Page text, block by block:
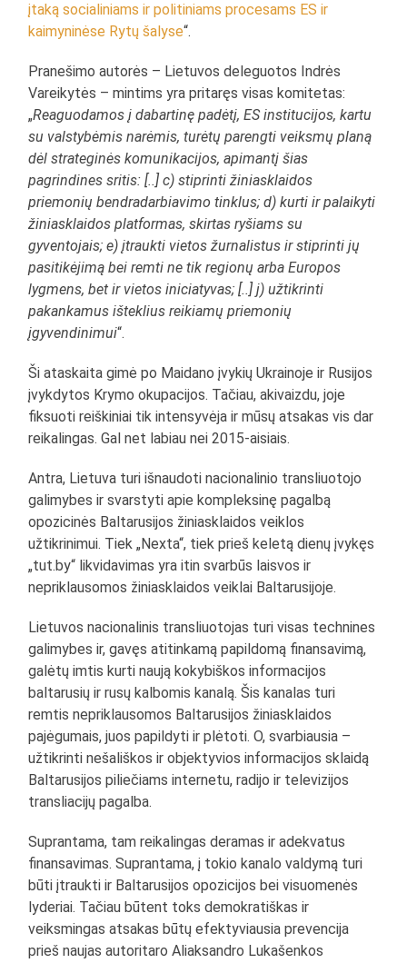
įtaką socialiniams ir politiniams procesams ES ir
kaimyninėse Rytų šalyse“.
Pranešimo autorės – Lietuvos deleguotos Indrės
Vareikytės – mintims yra pritaręs visas komitetas:
„Reaguodamos į dabartinę padėtį, ES institucijos, kartu
su valstybėmis narėmis, turėtų parengti veiksmų planą
dėl strateginės komunikacijos, apimantį šias
pagrindines sritis: [..] c) stiprinti žiniasklaidos
priemonių bendradarbiavimo tinklus; d) kurti ir palaikyti
žiniasklaidos platformas, skirtas ryšiams su
gyventojais; e) įtraukti vietos žurnalistus ir stiprinti jų
pasitikėjimą bei remti ne tik regionų arba Europos
lygmens, bet ir vietos iniciatyvas; [..] j) užtikrinti
pakankamus išteklius reikiamų priemonių
įgyvendinimui“.
Ši ataskaita gimė po Maidano įvykių Ukrainoje ir Rusijos
įvykdytos Krymo okupacijos. Tačiau, akivaizdu, joje
fiksuoti reiškiniai tik intensyvėja ir mūsų atsakas vis dar
reikalingas. Gal net labiau nei 2015-aisiais.
Antra, Lietuva turi išnaudoti nacionalinio transliuotojo
galimybes ir svarstyti apie kompleksinę pagalbą
opozicinės Baltarusijos žiniasklaidos veiklos
užtikrinimui. Tiek „Nexta“, tiek prieš keletą dienų įvykęs
„tut.by“ likvidavimas yra itin svarbūs laisvos ir
nepriklausomos žiniasklaidos veiklai Baltarusijoje.
Lietuvos nacionalinis transliuotojas turi visas technines
galimybes ir, gavęs atitinkamą papildomą finansavimą,
galėtų imtis kurti naują kokybiškos informacijos
baltarusių ir rusų kalbomis kanalą. Šis kanalas turi
remtis nepriklausomos Baltarusijos žiniasklaidos
pajėgumais, juos papildyti ir plėtoti. O, svarbiausia –
užtikrinti nešališkos ir objektyvios informacijos sklaidą
Baltarusijos piliečiams internetu, radijo ir televizijos
transliacijų pagalba.
Suprantama, tam reikalingas deramas ir adekvatus
finansavimas. Suprantama, į tokio kanalo valdymą turi
būti įtraukti ir Baltarusijos opozicijos bei visuomenės
lyderiai. Tačiau būtent toks demokratiškas ir
veiksmingas atsakas būtų efektyviausia prevencija
prieš naujas autoritaro Aliaksandro Lukašenkos